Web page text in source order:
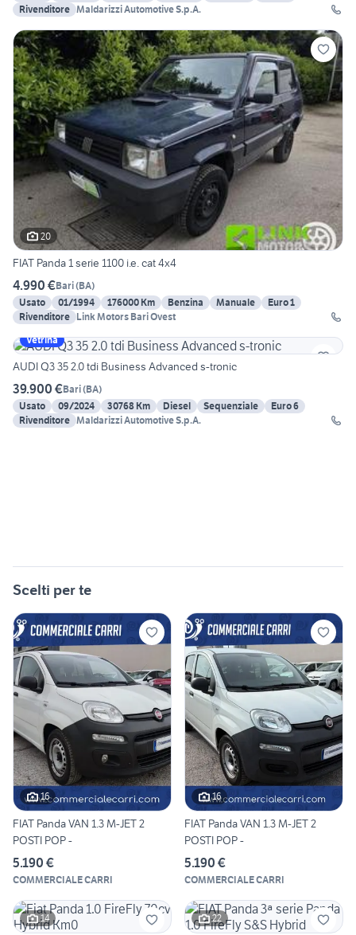
Rivenditore Maldarizzi Automotive S.p.A.
20
FIAT Panda 1 serie 1100 i.e. cat 4x4
4.990 €Bari(BA)
Usato
01/1994 176000 Km Benzina Manuale
Euro 1
Rivenditore Link Motors Bari Ovest
Vetrina
AUDI Q3 35 2.0 tdi Business Advanced s-tronic
39.900 €Bari(BA)
Usato
09/2024 30768 Km Diesel Sequenziale
Euro 6
Rivenditore Maldarizzi Automotive S.p.A.
Scelti per te
16
FIAT Panda VAN 1.3 M-JET 2
POSTI POP -
5.190 €
COMMERCIALE CARRI
16
FIAT Panda VAN 1.3 M-JET 2
POSTI POP -
5.190 €
COMMERCIALE CARRI
14 22